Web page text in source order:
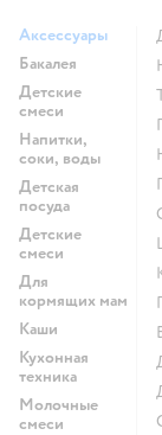
Аксессуары
Бакалея
Детские
смеси
Напитки,
соки, воды
Детская
посуда
Детские
смеси
Для
кормящих мам
Каши
Кухонная
техника
Молочные
смеси